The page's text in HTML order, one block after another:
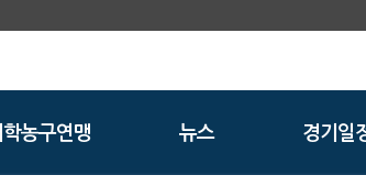
학농구연맹 뉴스 경기일